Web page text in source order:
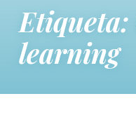
Etiqueta:
learning